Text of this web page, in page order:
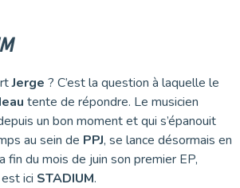
Jerge ? C’est la question à laquelle le
tente de répondre. Le musicien
un bon moment et qui s’épanouit
au sein de PPJ, se lance désormais en
fin du mois de juin son premier EP,
ici STADIUM.